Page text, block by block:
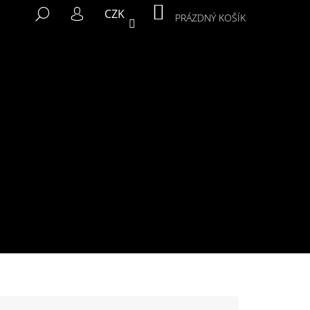
HLEDAT
PŘIHLÁŠENÍ
CZK NÁKUPNÍ
KOŠÍK
PRÁZDNÝ KOŠÍK
Následující
MURALS